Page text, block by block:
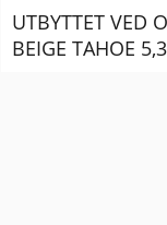
UTBYTTET VED
BEIGE TAHOE